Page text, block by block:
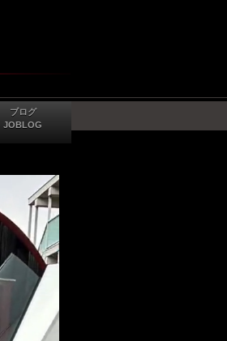
ブログ
JOBLOG